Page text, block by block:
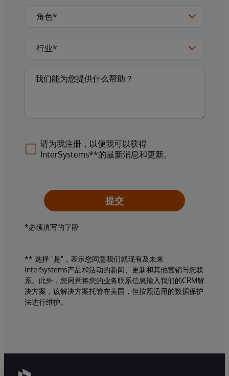
请为我注册，以便我可以获得
InterSystems**的最新消息和更新。
提交
*必须填写的字段
** 选择 "是"，表示您同意我们就现有及未来
InterSystems产品和活动的新闻、更新和其他营销与您联
系。此外，您同意将您的业务联系信息输入我们的CRM解
决方案，该解决方案托管在美国，但按照适用的数据保护
法进行维护。